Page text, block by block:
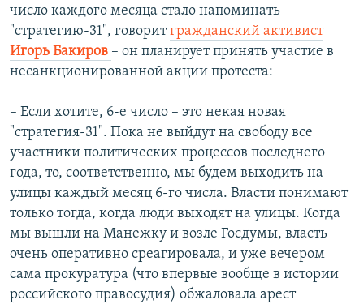
число каждого месяца стало напоминать
"стратегию-31", говоритгражданский активист
Игорь Бакиров – он планирует принять участие в
несанкционированной акции протеста:
– Если хотите, 6-е число – это некая новая
"стратегия-31". Пока не выйдут на свободу все
участники политических процессов последнего
года, то, соответственно, мы будем выходить на
улицы каждый месяц 6-го числа. Власти понимают
только тогда, когда люди выходят на улицы. Когда
мы вышли на Манежку и возле Госдумы, власть
очень оперативно среагировала, и уже вечером
сама прокуратура (что впервые вообще в истории
российского правосудия) обжаловала арест